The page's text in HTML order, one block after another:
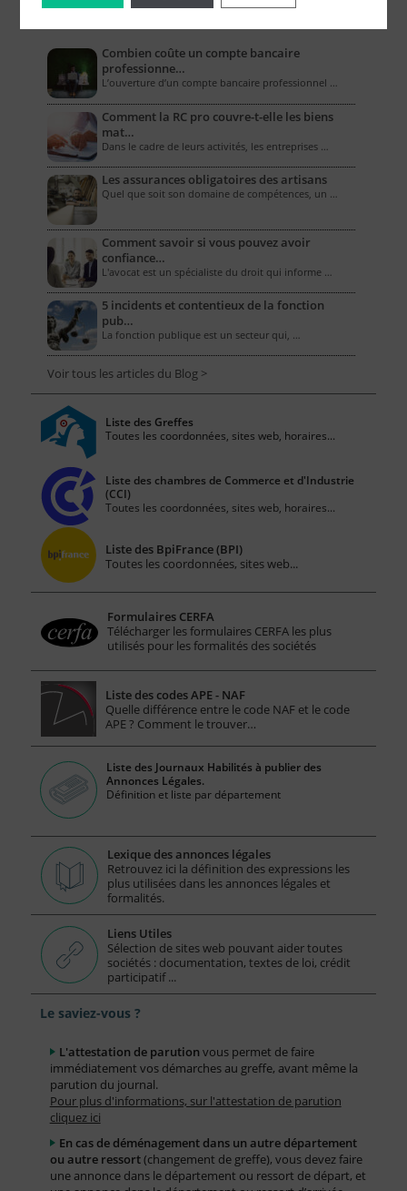
Combien coûte un compte bancaire
professionne…
L’ouverture d’un compte bancaire professionnel …
Comment la RC pro couvre-t-elle les biens
mat…
Dans le cadre de leurs activités, les entreprises …
Les assurances obligatoires des artisans
Quel que soit son domaine de compétences, un …
Comment savoir si vous pouvez avoir
confiance…
L'avocat est un spécialiste du droit qui informe …
5 incidents et contentieux de la fonction
pub…
La fonction publique est un secteur qui, …
Voir tous les articles du Blog >
Liste des Greffes
Toutes les coordonnées, sites web, horaires...
Liste des chambres de Commerce et d'Industrie
(CCI)
Toutes les coordonnées, sites web, horaires...
Liste des BpiFrance (BPI)
Toutes les coordonnées, sites web...
Formulaires CERFA
Télécharger les formulaires CERFA les plus
utilisés pour les formalités des sociétés
Liste des codes APE - NAF
Quelle différence entre le code NAF et le code
APE ? Comment le trouver…
Liste des Journaux Habilités à publier des
Annonces Légales.
Définition et liste par département
Lexique des annonces légales
Retrouvez ici la définition des expressions les
plus utilisées dans les annonces légales et
formalités.
Liens Utiles
Sélection de sites web pouvant aider toutes
sociétés : documentation, textes de loi, crédit
participatif ...
Le saviez-vous ?
L'attestation de parution vous permet de faire
immédiatement vos démarches au greffe, avant même la
parution du journal.
Pour plus d'informations, sur l'attestation de parution
cliquez ici
En cas de déménagement dans un autre département
ou autre ressort(changement de greffe), vous devez faire
une annonce dans le département ou ressort de départ, et